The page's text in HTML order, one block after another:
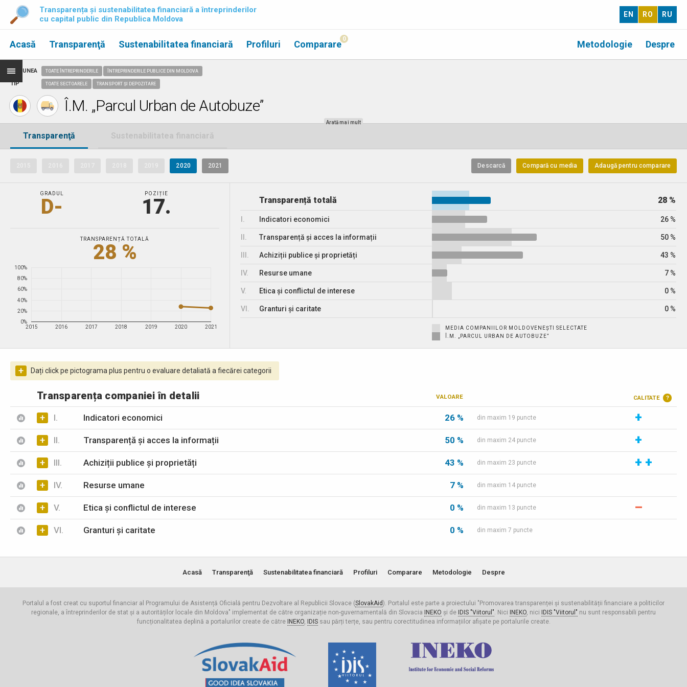
Transparența și sustenabilitatea financiară a întreprinderilor
cu capital public din Republica Moldova
EN RO RU
Acasă Transparenţă Despre
Metodologie
Sustenabilitatea financiară Profiluri Comparare 0
REGIUNEA
TIP
TOATE ÎNTREPRINDERILE ÎNTREPRINDERILE PUBLICE DIN MOLDOVA
TOATE SECTOARELE TRANSPORT ȘI DEPOZITARE
Î.M. „Parcul Urban de Autobuze”
Arată mai mult
Transparenţă Sustenabilitatea financiară
2020 2021 Adaugă pentru comparare
Compară cu media
Descarcă
GRADUL
D-
POZIȚIE
17.
TRANSPARENȚĂ TOTALĂ
28 %
2015 2016 2017 2018 2019 2020 2021
0%
20%
40%
60%
80%
100%
Transparență totală 28 %
Indicatori economici 26 %
Transparență și acces la informații 50 %
Achiziții publice și proprietăți 43 %
IV. Resurse umane 7 %
V. Etica și conflictul de interese 0 %
VI. Granturi și caritate 0 %
MEDIA COMPANIILOR MOLDOVENEȘTI SELECTATE
Î.M. „PARCUL URBAN DE AUTOBUZE”
+ Dați click pe pictograma plus pentru o evaluare detaliată a fiecărei categorii
Transparența companiei în detalii VALOARE CALITATE ?
+ I. Indicatori economici 26 % din maxim 19 puncte +
+ II. Transparență și acces la informații 50 % din maxim 24 puncte +
+ III. Achiziții publice și proprietăți 43 % din maxim 23 puncte + +
+ IV. Resurse umane 7 % din maxim 14 puncte
+ V. Etica și conflictul de interese 0 % din maxim 13 puncte –
+ VI. Granturi și caritate 0 % din maxim 7 puncte
Acasă Transparenţă Sustenabilitatea financiară Profiluri Comparare Metodologie Despre
Portalul a fost creat cu suportul financiar al Programului de Asistență Oficială pentru Dezvoltare al Republicii Slovace (SlovakAid ). Portalul este parte a proiectului "Promovarea transparenței și sustenabilității financiare a politicilor
regionale, a întreprinderilor de stat și a autorităților locale din Moldova" implementat de către organizație non-guvernamentală din Slovacia
INEKO și de IDIS "Viitorul". Nici INEKO, nici IDIS "Viitorul" nu sunt responsabili pentru
funcționalitatea deplină a portalurilor create de către INEKO, IDISsau părți terțe, sau pentru corectitudinea informațiilor afișate pe portalurile create.